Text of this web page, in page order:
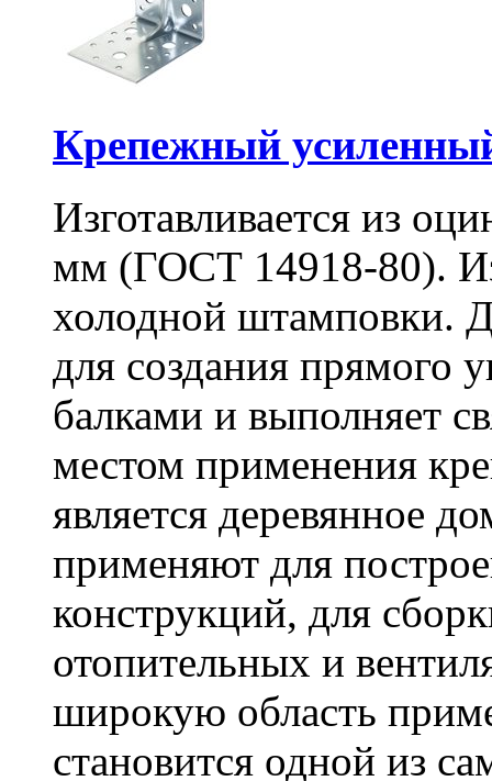
Крепежный
Изготавливается из
мм (ГОСТ 14918-80).
холодной штамповки.
для создания прямого
балками и выполняет
местом применения
является деревянное
применяют для
конструкций, для
отопительных и
широкую область
становится одной из